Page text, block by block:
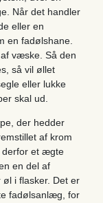
Når det handler
eller en
en fadølshane.
væske. Så den
så vil øllet
eller lukke
skal ud.
der hedder
af krom
derfor et ægte
en del af
i flasker. Det er
fadølsanlæg, for